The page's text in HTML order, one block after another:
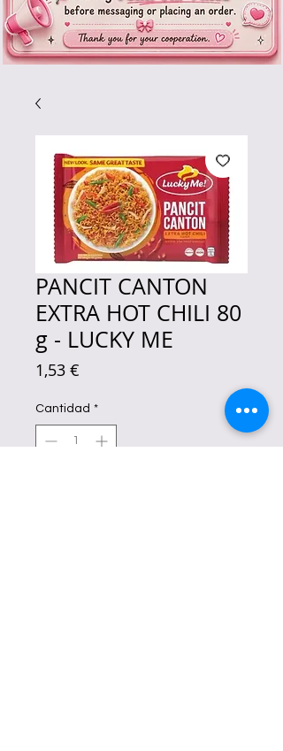
PANCIT CANTON
EXTRA HOT CHILI 80
g - LUCKY ME
1,53 €
Cantidad *